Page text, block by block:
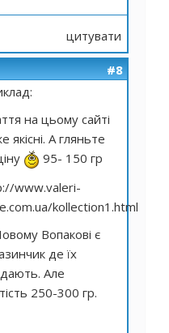
цитувати
#8
на цьому сайті
якісні. А гляньте
95- 150 гр
www.valeri-
kollection1.html
Вопакові є
де їх
Але
250-300 гр.